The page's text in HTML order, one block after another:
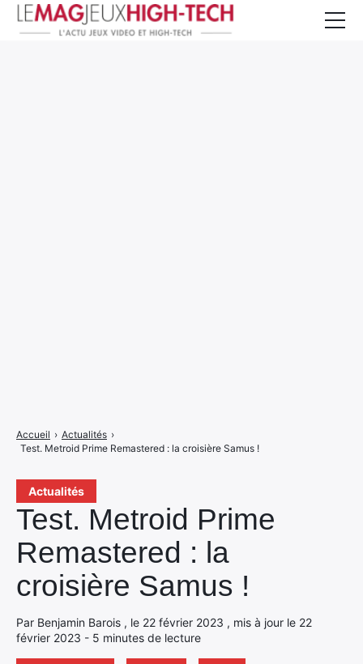
Actualités
Test. Metroid Prime
Remastered : la
croisière Samus !
Par Benjamin Barois , le 22 février 2023 , mis à jour le 22
février 2023 - 5 minutes de lecture
Accueil › Actualités ›
Test. Metroid Prime Remastered : la croisière Samus !